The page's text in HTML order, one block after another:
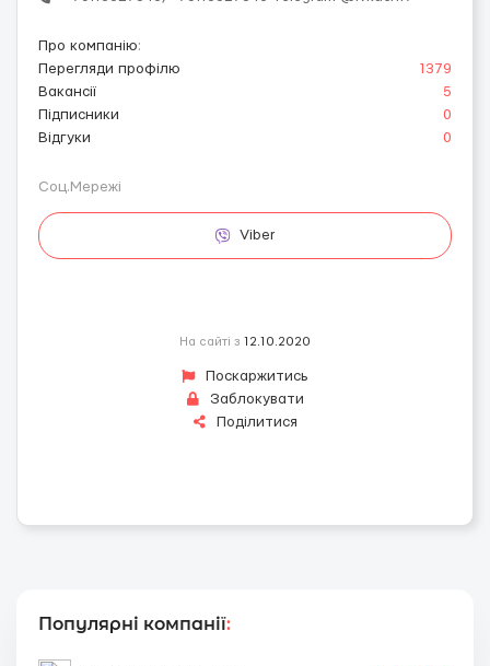
Про компанію:
Перегляди профілю
1379
Вакансії
5
Підписники
0
Відгуки
0
Соц.Мережі
Viber
На сайті з 12.10.2020
Поскаржитись
Заблокувати
Поділитися
Популярні компанії: